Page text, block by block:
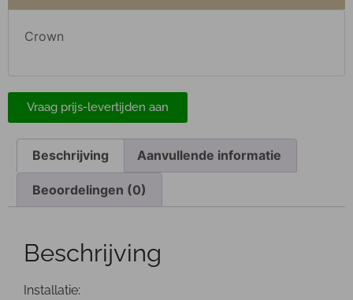
Crown
Vraag prijs-levertijden aan
Beschrijving Aanvullende informatie
Beoordelingen (0)
Beschrijving
Installatie: